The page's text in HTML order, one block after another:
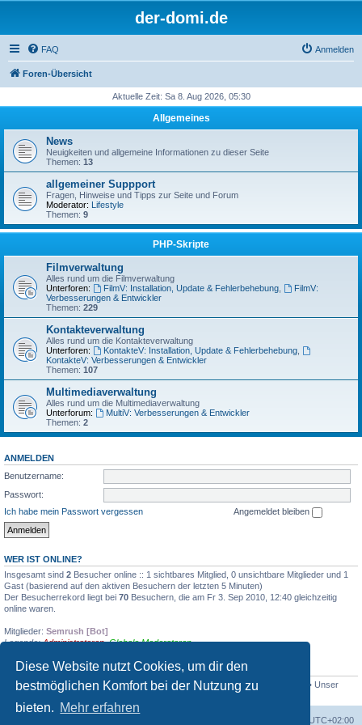
Diese Website nutzt Cookies, um dir den
bestmöglichen Komfort bei der Nutzung zu
bieten. Mehr erfahren
der-domi.de
FAQ Anmelden
Foren-Übersicht
Aktuelle Zeit: Sa 8. Aug 2026, 05:30
Allgemeines
News
Neuigkeiten und allgemeine Informationen zu dieser Seite
Themen: 13
allgemeiner Suppport
Fragen, Hinweise und Tipps zur Seite und Forum
Moderator: Lifestyle
Themen: 9
PHP-Skripte
Filmverwaltung
Alles rund um die Filmverwaltung
Unterforen:
FilmV: Installation, Update & Fehlerbehebung,
FilmV:
Verbesserungen & Entwickler
Themen: 229
Kontakteverwaltung
Alles rund um die Kontakteverwaltung
Unterforen:
KontakteV: Installation, Update & Fehlerbehebung,
KontakteV: Verbesserungen & Entwickler
Themen: 107
Multimediaverwaltung
Alles rund um die Multimediaverwaltung
Unterforum:
MultiV: Verbesserungen & Entwickler
Themen: 2
ANMELDEN
Benutzername:
Passwort:
Ich habe mein Passwort vergessen
Angemeldet bleiben
WER IST ONLINE?
Insgesamt sind 2 Besucher online :: 1 sichtbares Mitglied, 0 unsichtbare Mitglieder und 1
Gast (basierend auf den aktiven Besuchern der letzten 5 Minuten)
Der Besucherrekord liegt bei 70 Besuchern, die am Fr 3. Sep 2010, 12:40 gleichzeitig
online waren.
Mitglieder: Semrush [Bot]
Legende:Administratoren,Globale Moderatoren
STATISTIK
Beiträge insgesamt2375 • Themen insgesamt360 • Mitglieder insgesamt
• Unser
neuestes Mitglied:
UTC+02:00